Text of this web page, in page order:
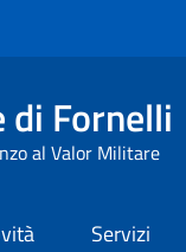
di Fornelli
al Valor Militare
Servizi